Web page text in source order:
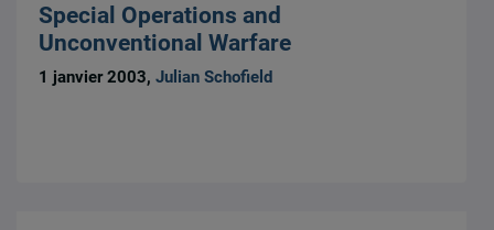
Special Operations and
Unconventional Warfare
1 janvier 2003,Julian Schofield